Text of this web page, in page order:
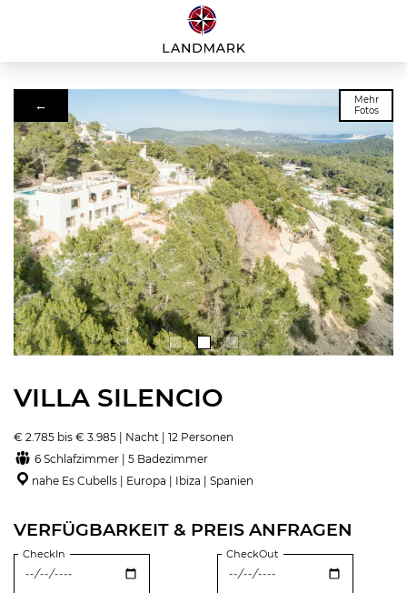
←
Mehr
Fotos
VILLA SILENCIO
€ 2.785 bis € 3.985 | Nacht | 12 Personen
6 Schlafzimmer | 5 Badezimmer
nahe Es Cubells | Europa | Ibiza | Spanien
VERFÜGBARKEIT & PREIS ANFRAGEN
CheckIn CheckOut